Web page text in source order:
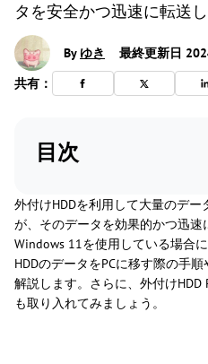
タを安全かつ迅速に転送し
By ゆき
最終更新日
共有：
目次
外付けHDDを利用して大量のデ
が、そのデータを効果的かつ迅速
Windows 11を使用している場合
HDDのデータをPCに移す際の手
解説します。さらに、外付け
も取り入れてみましょう。